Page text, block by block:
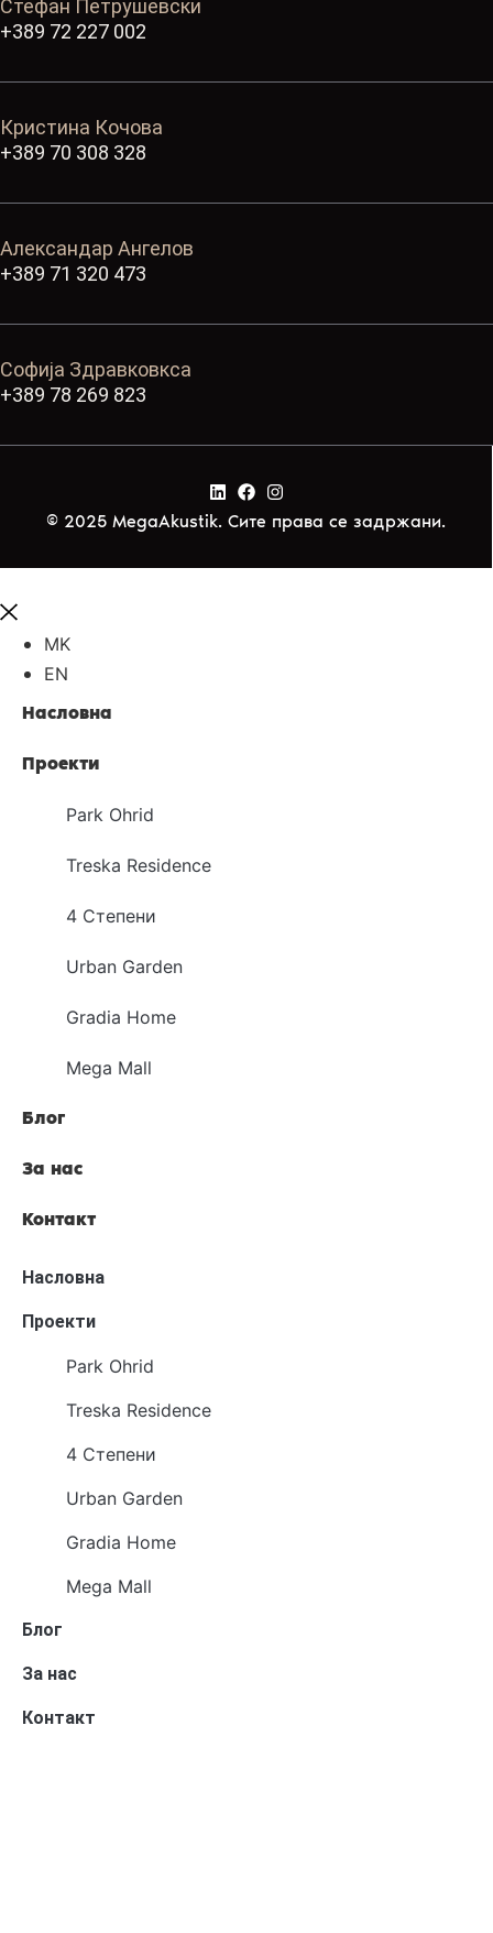
Стефан Петрушевски
+389 72 227 002
Кристина Кочова
+389 70 308 328
Александар Ангелов
+389 71 320 473
Софија Здравковкса
+389 78 269 823
© 2025 MegaAkustik. Сите права се задржани.
MK
EN
Насловна
Проекти
Park Ohrid
Treska Residence
4 Степени
Urban Garden
Gradia Home
Mega Mall
Блог
За нас
Контакт
Насловна
Проекти
Park Ohrid
Treska Residence
4 Степени
Urban Garden
Gradia Home
Mega Mall
Блог
За нас
Контакт